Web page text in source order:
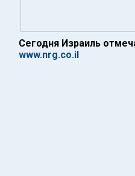
Сегодня Израиль
www.nrg.co.il